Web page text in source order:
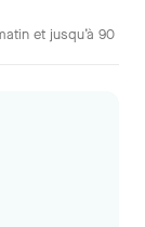
et jusqu’à 90